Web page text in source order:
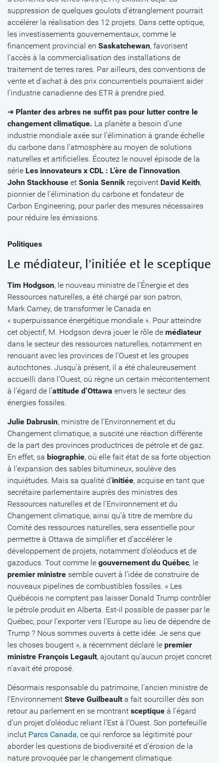
suppression de quelques goulots d’étranglement pourrait
accélérer la réalisation des 12 projets. Dans cette optique,
les investissements gouvernementaux, comme le
financement provincial en Saskatchewan, favorisent
l’accès à la commercialisation des installations de
traitement de terres rares. Par ailleurs, des conventions de
vente et d’achat à des prix concurrentiels pourraient aider
l’industrie canadienne des ETR à prendre pied.
➔ Planter des arbres ne suffit pas pour lutter contre le
changement climatique. La planète a besoin d’une
industrie mondiale axée sur l’élimination à grande échelle
du carbone dans l’atmosphère au moyen de solutions
naturelles et artificielles. Écoutez le nouvel épisode de la
série Les innovateurs x CDL : L’ère de l’innovation.
John Stackhouse et Sonia Sennik reçoivent David Keith,
pionnier de l’élimination du carbone et fondateur de
Carbon Engineering, pour parler des mesures nécessaires
pour réduire les émissions.
Politiques
Le médiateur, l’initiée et le sceptique
Tim Hodgson, le nouveau ministre de l’Énergie et des
Ressources naturelles, a été chargé par son patron,
Mark Carney, de transformer le Canada en
« superpuissance énergétique mondiale ». Pour atteindre
cet objectif, M. Hodgson devra jouer le rôle de médiateur
dans le secteur des ressources naturelles, notamment en
renouant avec les provinces de l’Ouest et les groupes
autochtones. Jusqu’à présent, il a été chaleureusement
accueilli dans l’Ouest, où règne un certain mécontentement
à l’égard de l’attitude d’Ottawa envers le secteur des
énergies fossiles.
Julie Dabrusin, ministre de l’Environnement et du
Changement climatique, a suscité une réaction différente
de la part des provinces productrices de pétrole et de gaz.
En effet, sa biographie, où elle fait état de sa forte objection
à l’expansion des sables bitumineux, soulève des
inquiétudes. Mais sa qualité d’initiée, acquise en tant que
secrétaire parlementaire auprès des ministres des
Ressources naturelles et de l’Environnement et du
Changement climatique, ainsi qu’à titre de membre du
Comité des ressources naturelles, sera essentielle pour
permettre à Ottawa de simplifier et d’accélérer le
développement de projets, notamment d’oléoducs et de
gazoducs. Tout comme le gouvernement du Québec, le
premier ministre semble ouvert à l’idée de construire de
nouveaux pipelines de combustibles fossiles. « Les
Québécois ne comptent pas laisser Donald Trump contrôler
le pétrole produit en Alberta. Est-il possible de passer par le
Québec, pour l’exporter vers l’Europe au lieu de dépendre de
Trump ? Nous sommes ouverts à cette idée. Je sens que
les choses bougent », a récemment déclaré le premier
ministre François Legault, ajoutant qu’aucun projet concret
n’avait été proposé.
Désormais responsable du patrimoine, l’ancien ministre de
l’Environnement Steve Guilbeault a fait sourciller dès son
retour au parlement en se montrant sceptique à l’égard
d’un projet d’oléoduc reliant l’Est à l’Ouest. Son portefeuille
inclut Parcs Canada, ce qui renforce sa légitimité pour
aborder les questions de biodiversité et d’érosion de la
nature provoquée par le changement climatique.